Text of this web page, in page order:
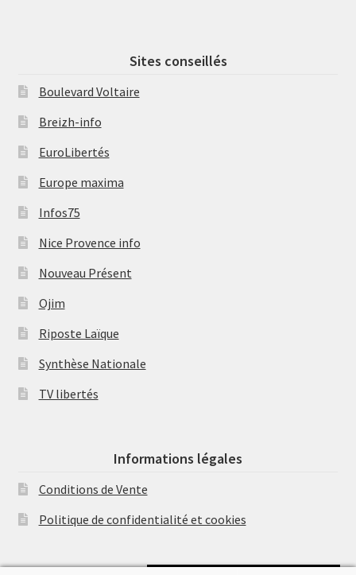
Sites conseillés
Boulevard Voltaire
Breizh-info
EuroLibertés
Europe maxima
Infos75
Nice Provence info
Nouveau Présent
Ojim
Riposte Laïque
Synthèse Nationale
TV libertés
Informations légales
Conditions de Vente
Politique de confidentialité et cookies